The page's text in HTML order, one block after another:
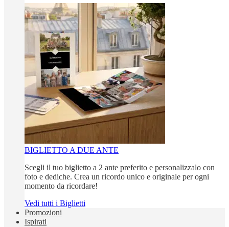
BIGLIETTO A DUE ANTE
Scegli il tuo biglietto a 2 ante preferito e personalizzalo con
foto e dediche. Crea un ricordo unico e originale per ogni
momento da ricordare!
Vedi tutti i Biglietti
Promozioni
Ispirati